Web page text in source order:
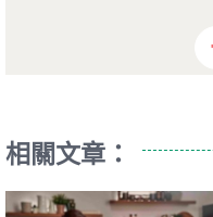
相關文章：